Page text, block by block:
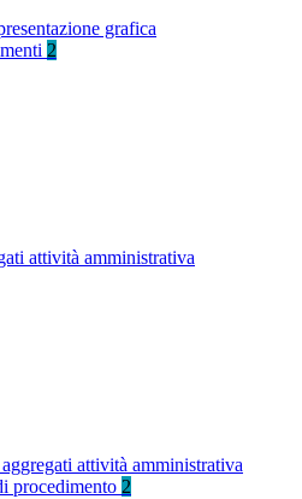
grafica
2
attività amministrativa
attività amministrativa
procedimento 2